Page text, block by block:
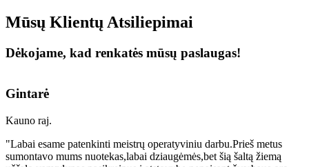
Mūsų Klientų Atsiliepimai
Dėkojame, kad renkatės mūsų paslaugas!
Gintarė
Kauno raj.
"Labai esame patenkinti meistrų operatyviniu darbu.Prieš metus
sumontavo mums nuotekas,labai dziaugėmės,bet šią šaltą žiemą